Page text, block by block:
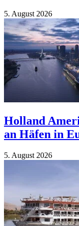
5. Au­gust 2026
Holland
an Häfen in
5. Au­gust 2026